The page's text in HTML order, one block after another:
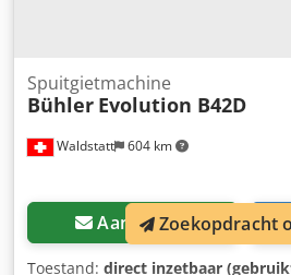
uitname-robot ABB BUHL ROB
Waldstatt 604 km
Spuitgietmachine
Bühler Evolution B42D
Aanvragen
Toestand: direct inzetbaar
Zoekopdracht